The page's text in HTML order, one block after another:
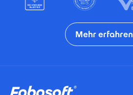
Mehr erfahren